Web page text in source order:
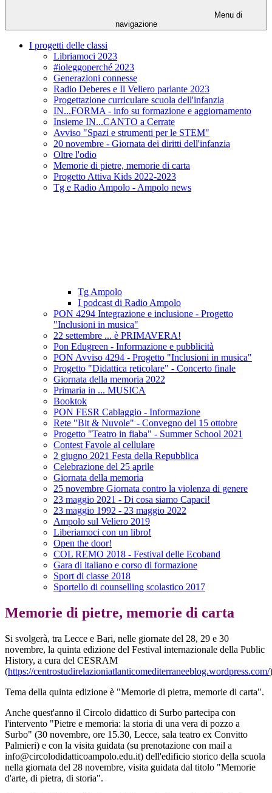
Menu di
navigazione
I progetti delle classi
Libriamoci 2023
#ioleggoperché 2023
Generazioni connesse
Radio Deberes e Il Veliero parlante 2023
Progettazione curriculare scuola dell'infanzia
IN...FORMA - info su formazione e aggiornamento
Insieme IN...CANTO a Cerrate
Avviso "Spazi e strumenti per le STEM"
20 novembre - Giornata dei diritti dell'infanzia
Oltre l'odio
Memorie di pietre, memorie di carta
Progetto Attiva Kids 2022-2023
Tg e Radio Ampolo - Ampolo news
Tg Ampolo
I podcast di Radio Ampolo
PON 4294 Integrazione e inclusione - Progetto
"Inclusioni in musica"
22 settembre ... è PRIMAVERA!
Pon Edugreen - Informazione e pubblicità
PON Avviso 4294 - Progetto "Inclusioni in musica"
Progetto "Didattica reticolare" - Concerto finale
Giornata della memoria 2022
Primaria in ... MUSICA
Booktok
PON FESR Cablaggio - Informazione
Rete "Bit & Nuvole" - Convegno del 15 ottobre
Progetto "Teatro in fiaba" - Summer School 2021
Contest Favole al cellulare
2 giugno 2021 Festa della Repubblica
Celebrazione del 25 aprile
Giornata della memoria
25 novembre Giornata contro la violenza di genere
23 maggio 2021 - Di cosa siamo Capaci!
23 maggio 1992 - 23 maggio 2022
Ampolo sul Veliero 2019
Liberiamoci con un libro!
Open the door!
COL REMO 2018 - Festival delle Ecoband
Gara di italiano e corso di formazione
Sport di classe 2018
Sportello di counselling scolastico 2017
Memorie di pietre, memorie di carta
Si svolgerà, tra Lecce e Bari, nelle giornate del 28, 29 e 30
novembre, la quinta edizione del Festival internazionale della Public
History, a cura del CESRAM
(https://centrostudirelazioniatlanticomediterraneeblog.wordpress.com/
Tema della quinta edizione è "Memorie di pietra, memorie di carta".
Anche quest'anno il Circolo didattico di Surbo partecipa con
l'intervento "Pietre e memoria: la storia di una vera di pozzo a
Surbo" (30 novembre, ore 15.30, Lecce, sala teatro ex Convitto
Palmieri) e con la visita guidata (su prenotazione con mail a
info@circolodidatticoampolo.edu.it) dell'edificio storico della scuola
nella giornata del 28 novembre, visita guidata dal titolo "Memorie
d'arte, di pietra, di storia".